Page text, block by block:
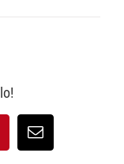
Correo
electrónico